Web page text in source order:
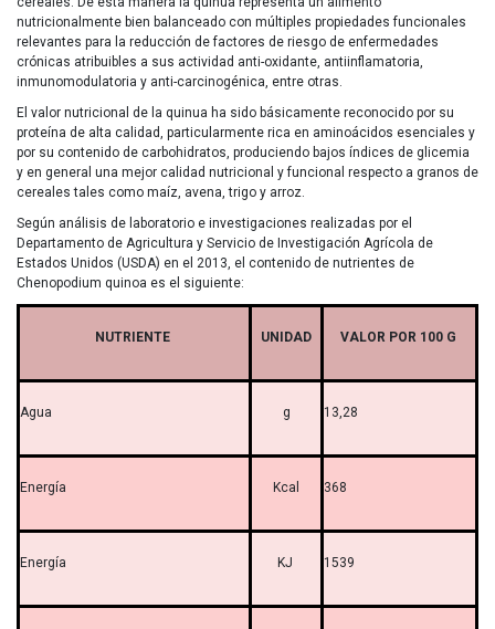
nutricionalmente bien balanceado con múltiples propiedades funcionales
relevantes para la reducción de factores de riesgo de enfermedades
crónicas atribuibles a sus actividad anti-oxidante, antiinflamatoria,
inmunomodulatoria y anti-carcinogénica, entre otras.
El valor nutricional de la quinua ha sido básicamente reconocido por su
proteína de alta calidad, particularmente rica en aminoácidos esenciales y
por su contenido de carbohidratos, produciendo bajos índices de glicemia
y en general una mejor calidad nutricional y funcional respecto a granos de
cereales tales como maíz, avena, trigo y arroz.
Según análisis de laboratorio e investigaciones realizadas por el
Departamento de Agricultura y Servicio de Investigación Agrícola de
Estados Unidos (USDA) en el 2013, el contenido de nutrientes de
Chenopodium quinoa es el siguiente:
NUTRIENTE UNIDAD VALOR POR 100 G
Agua g 13,28
Energía Kcal 368
Energía KJ 1539